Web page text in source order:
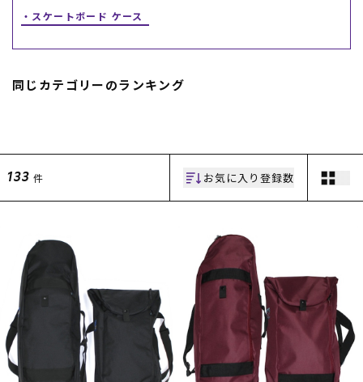
サーフTOP
CONTENTS
特集一覧
RIDE LIFE MAGAZINE一
覧
スタッフスナップ
中古/アウトレット サー
中古/アウトレット スノ
ー
SUPPORT
ご利用ガイド
会員ランク
店頭受取サービス
ギフトラッピング
アフターサポート
下取り保証について
よくある質問
店舗一覧
お問い合わせ
ニュース
スケートボード ケース
同じカテゴリーのランキング
133 件 お気に入り登録数